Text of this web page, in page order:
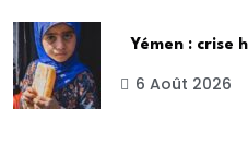
Yémen : crise
6 Août 2026